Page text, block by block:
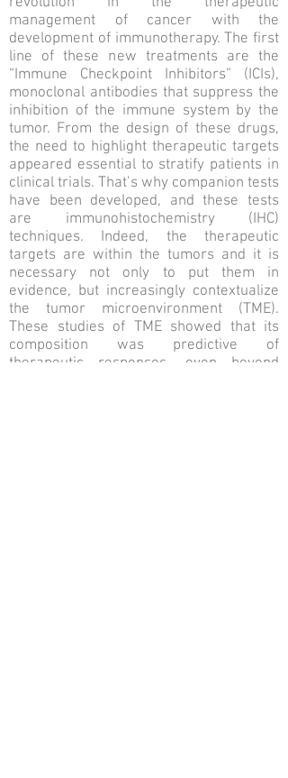
management of cancer with the
development of immunotherapy. The first
line of these new treatments are the
“Immune Checkpoint Inhibitors” (ICIs),
monoclonal antibodies that suppress the
inhibition of the immune system by the
tumor. From the design of these drugs,
the need to highlight therapeutic targets
appeared essential to stratify patients in
clinical trials. That’s why companion tests
have been developed, and these tests
are immunohistochemistry (IHC)
techniques. Indeed, the therapeutic
targets are within the tumors and it is
necessary not only to put them in
evidence, but increasingly contextualize
the tumor microenvironment (TME).
These studies of TME showed that its
composition was predictive of
therapeutic responses, even beyond